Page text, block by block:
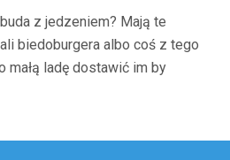
)
z jedzeniem? Mają te
biedoburgera albo coś z tego
małą ladę dostawić im by